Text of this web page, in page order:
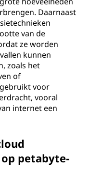
Daarnaast
van de
ze worden
kunnen
zoals het
of
voor
vooral
internet een
petabyte-